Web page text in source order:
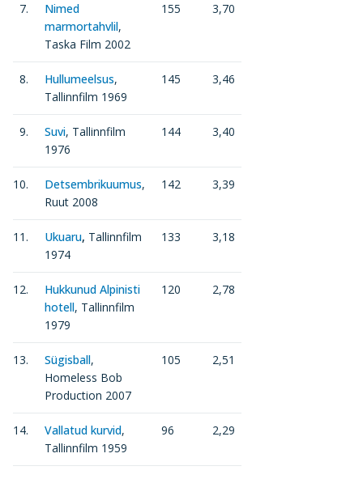
7.
Nimed
marmortahvlil,
Taska Film 2002
155 3,70
8. Hullumeelsus,
Tallinnfilm 1969
145 3,46
9. Suvi, Tallinnfilm
1976
144 3,40
10. Detsembrikuumus,
Ruut 2008
142 3,39
11. Ukuaru, Tallinnfilm
1974
133 3,18
12.
Hukkunud Alpinisti
hotell, Tallinnfilm
1979
120 2,78
13. Sügisball,
Homeless Bob
Production 2007
105 2,51
14. Vallatud kurvid,
Tallinnfilm 1959
96 2,29